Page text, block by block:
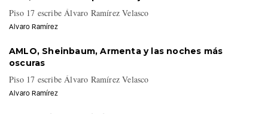
STC, contra el saqueo salvaje
Piso 17 escribe Álvaro Ramírez Velasco
AMLO, Sheinbaum, Armenta y las noches más
oscuras
Piso 17 escribe Álvaro Ramírez Velasco